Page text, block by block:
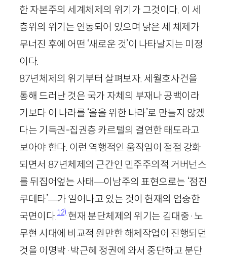
한 자본주의 세계체제의 위기가 그것이다. 이 세
층위의 위기는 연동되어 있으며 낡은 세 체제가
무너진 후에 어떤 ‘새로운 것’이 나타날지는 미정
이다.
87년체제의 위기부터 살펴보자. 세월호사건을
통해 드러난 것은 국가 자체의 부재나 공백이라
기보다 이 나라를 ‘을을 위한 나라’로 만들지 않겠
다는 기득권-집권층 카르텔의 결연한 태도라고
보아야 한다. 이런 역행적인 움직임이 점점 강화
되면서 87년체제의 근간인 민주주의적 거버넌스
를 뒤집어엎는 사태—이남주의 표현으로는 ‘점진
쿠데타’—가 일어나고 있는 것이 현재의 엄중한
국면이다.12)현재 분단체제의 위기는 김대중· 노
무현 시대에 비교적 원만한 해체작업이 진행되던
것을 이명박 · 박근혜 정권에 와서 중단하고 분단